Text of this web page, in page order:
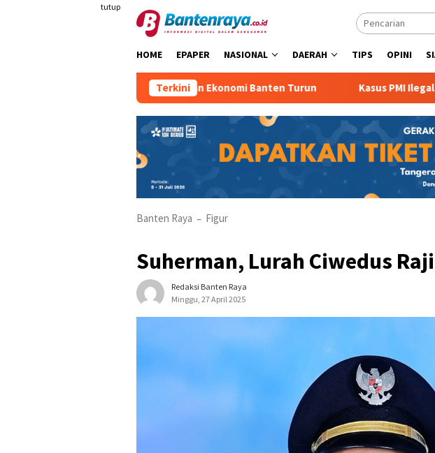
tutup
HOME EPAPER NASIONAL DAERAH TIPS OPINI
Terkini
Pertumbuhan Ekonomi Banten Turun Kasus PMI Ilegal Masih
Banten Raya – Figur
Suherman, Lurah Ciwedus
Redaksi Banten Raya
Minggu, 27 April 2025